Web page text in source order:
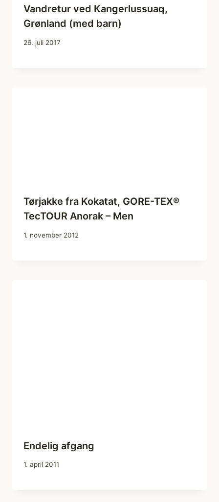
Vandretur ved Kangerlussuaq,
Grønland (med barn)
26. juli 2017
Tørjakke fra Kokatat, GORE-TEX®
TecTOUR Anorak – Men
1. november 2012
Endelig afgang
1. april 2011